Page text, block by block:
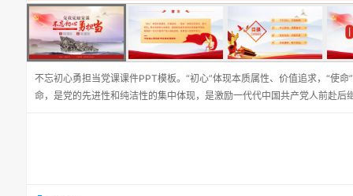
不忘初心勇担当党课课件PPT模板。“初心”体现本质属性、价值追求，“使
命，是党的先进性和纯洁性的集中体现，是激励一代代中国共产党人前赴后